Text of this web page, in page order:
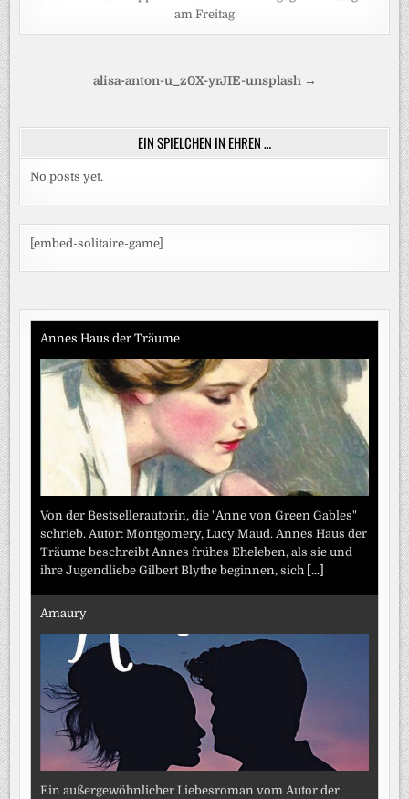
am Freitag
Beitragsnavigation
alisa-anton-u_z0X-yrJIE-unsplash →
EIN SPIELCHEN IN EHREN …
No posts yet.
[embed-solitaire-game]
Annes Haus der Träume
Von der Bestsellerautorin, die "Anne von Green Gables"
schrieb. Autor: Montgomery, Lucy Maud. Annes Haus der
Träume beschreibt Annes frühes Eheleben, als sie und
ihre Jugendliebe Gilbert Blythe beginnen, sich [...]
Amaury
Ein außergewöhnlicher Liebesroman vom Autor der